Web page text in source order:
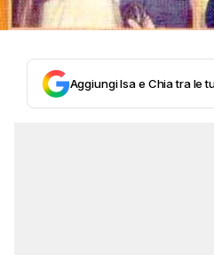
Aggiungi Isa e Chia tra le